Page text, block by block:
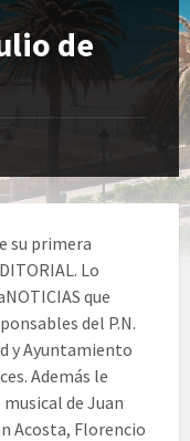
de
su primera
Lo
que
del P.N.
y Ayuntamiento
Además le
musical de Juan
Acosta, Florencio